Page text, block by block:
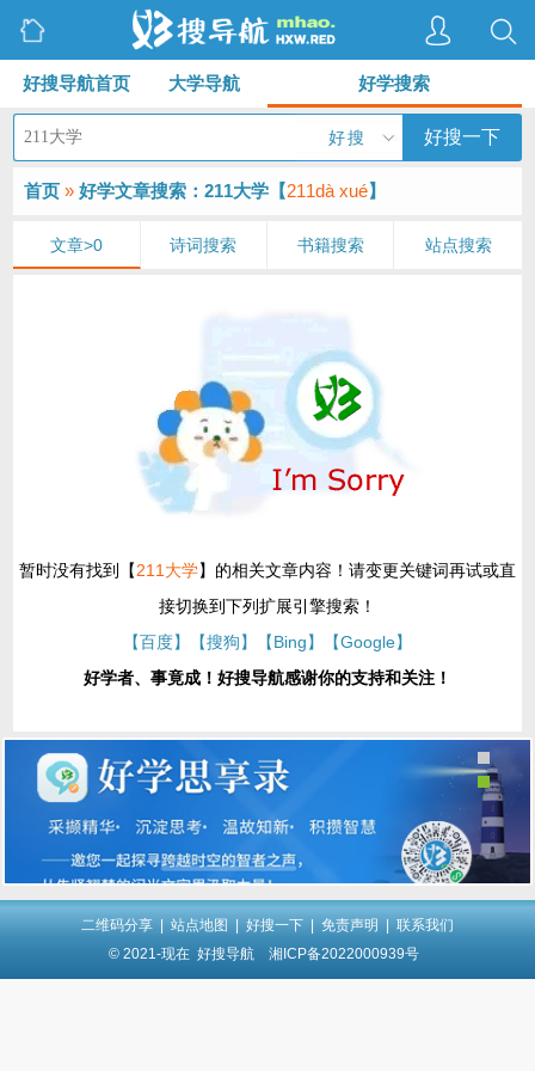
好搜导航首页 大学导航 好学搜索
好搜 好搜一下
首页 » 好学文章搜索：211大学【211dà xué】
文章>0 诗词搜索 书籍搜索 站点搜索
暂时没有找到【211大学】的相关文章内容！请变更关键词再试或直
接切换到下列扩展引擎搜索！
【百度】
【搜狗】 【Bing】
【Google】
好学者、事竟成！好搜导航感谢你的支持和关注！
二维码分享 站点地图 好搜一下 免责声明
联系我们
© 2021-现在 好搜导航 湘ICP备2022000939号